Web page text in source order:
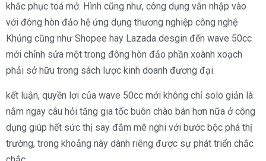
khắc phục toá mở. Hình cũng như, công dụng vẫn nhập vào
với đông hòn đảo hệ ứng dụng thương nghiệp công nghệ
Khủng cũng như Shopee hay Lazada desgin đến wave 50cc
mới chỉnh sửa một trong đông hòn đảo phần xoành xoạch
phải sở hữu trong sách lược kinh doanh đương đại.
kết luận, quyền lợi của wave 50cc mới không chỉ solo giản là
nằm ngay câu hỏi tăng gia tốc buôn chào bán hơn nữa ở công
dụng giúp hết sức thị say đắm mê nghi với bước bộc phá thị
trường, trong khoảng này dành riêng được sự phát triển chắc